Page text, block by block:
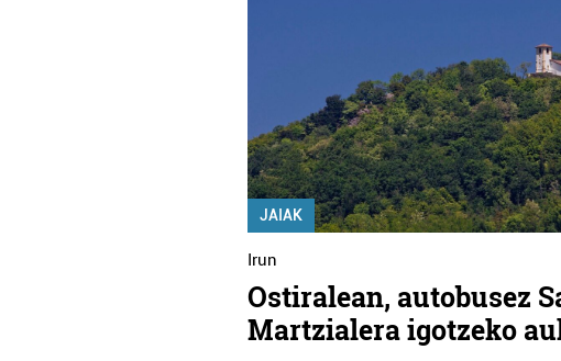
JAIAK
Irun
Ostiralean, autobusez
Martzialera igotzeko